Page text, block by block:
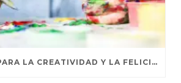
[:ES]HÁBITOS PARA LA CREATIVIDAD Y LA FELICIDAD[:]